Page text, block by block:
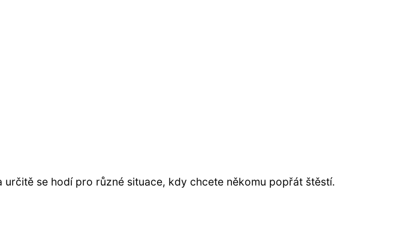
se hodí pro různé situace, kdy chcete někomu popřát štěstí.